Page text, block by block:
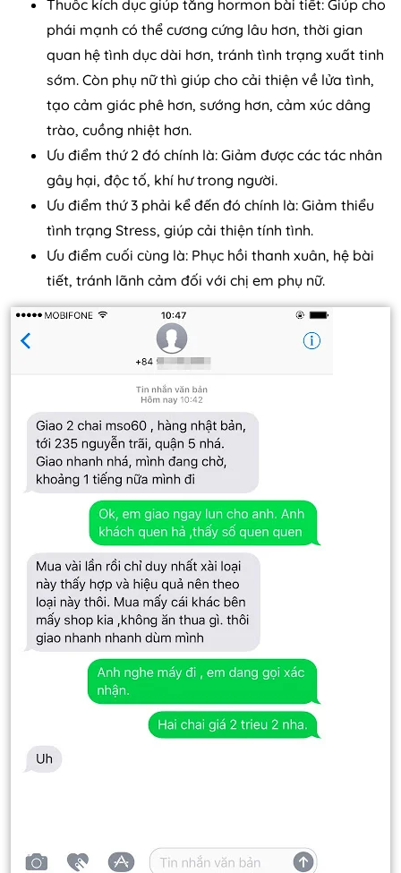
Thuốc kích dục giúp tăng hormon bài tiết: Giúp cho
phái mạnh có thể cương cứng lâu hơn, thời gian
quan hệ tình dục dài hơn, tránh tình trạng xuất tinh
sớm. Còn phụ nữ thì giúp cho cải thiện về lửa tình,
tạo cảm giác phê hơn, sướng hơn, cảm xúc dâng
trào, cuồng nhiệt hơn.
Ưu điểm thứ 2 đó chính là: Giảm được các tác nhân
gây hại, độc tố, khí hư trong người.
Ưu điểm thứ 3 phải kể đến đó chính là: Giảm thiểu
tình trạng Stress, giúp cải thiện tính tình.
Ưu điểm cuối cùng là: Phục hồi thanh xuân, hệ bài
tiết, tránh lãnh cảm đối với chị em phụ nữ.